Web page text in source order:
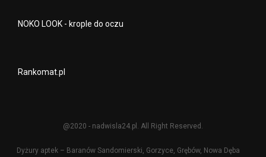
NOKO LOOK - krople do oczu
Rankomat.pl
@2020 - nadwisla24.pl. All Right Reserved.
Dyżury aptek – Baranów Sandomierski, Gorzyce, Grębów, Nowa Dęba